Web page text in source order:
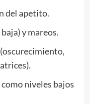
del apetito.
y mareos.
niveles bajos